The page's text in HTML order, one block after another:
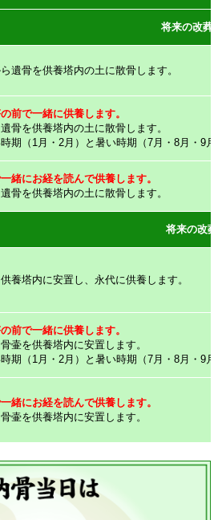
将来の改葬
遺骨を供養塔内の土に散骨します。
前で一緒に供養します。
骨を供養塔内の土に散骨します。
期（1月・2月）と暑い時期（7月・8月・9
緒にお経を読んで供養します。
骨を供養塔内の土に散骨します。
将来の改葬
養塔内に安置し、永代に供養します。
前で一緒に供養します。
壷を供養塔内に安置します。
期（1月・2月）と暑い時期（7月・8月・9
緒にお経を読んで供養します。
壷を供養塔内に安置します。